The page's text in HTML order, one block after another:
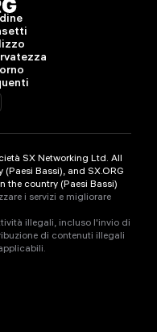
SX Networking Ltd. All
Bassi), and SX.ORG
the country (Paesi Bassi)
i servizi e migliorare
illegali, incluso l'invio di
di contenuti illegali